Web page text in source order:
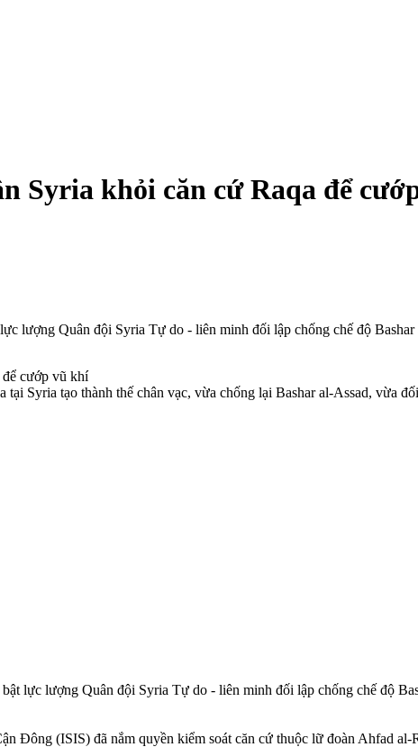
Syria khỏi căn cứ Raqa để
lượng Quân đội Syria Tự do - liên minh đối lập chống chế độ
Syria tạo thành thế chân vạc, vừa chống lại Bashar al-Assad, vừa
lực lượng Quân đội Syria Tự do - liên minh đối lập chống chế độ
Đông (ISIS) đã nắm quyền kiểm soát căn cứ thuộc lữ đoàn Ahfad al-